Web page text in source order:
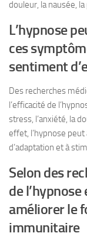
douleur, la nausée,
L’hypnose
ces
sentiment
Des recherches
l’efficacité de
stress, l’anxiété, la
effet, l’hypnose
d’adaptation et à
Selon des
de
améliorer le
immunitaire